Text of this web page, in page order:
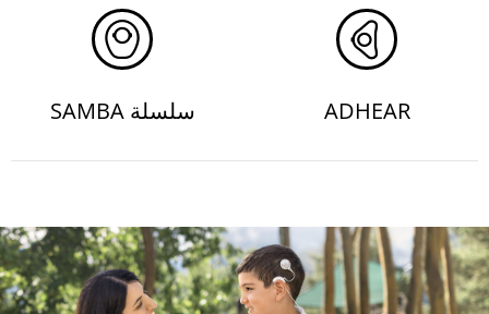
ADHEAR سلسلة SAMBA